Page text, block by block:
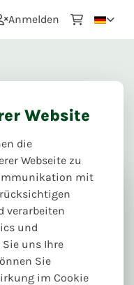
Anmelden
Zur hohen
Website
die
Webseite zu
mit
verarbeiten
und
uns Ihre
Sie
im Cookie